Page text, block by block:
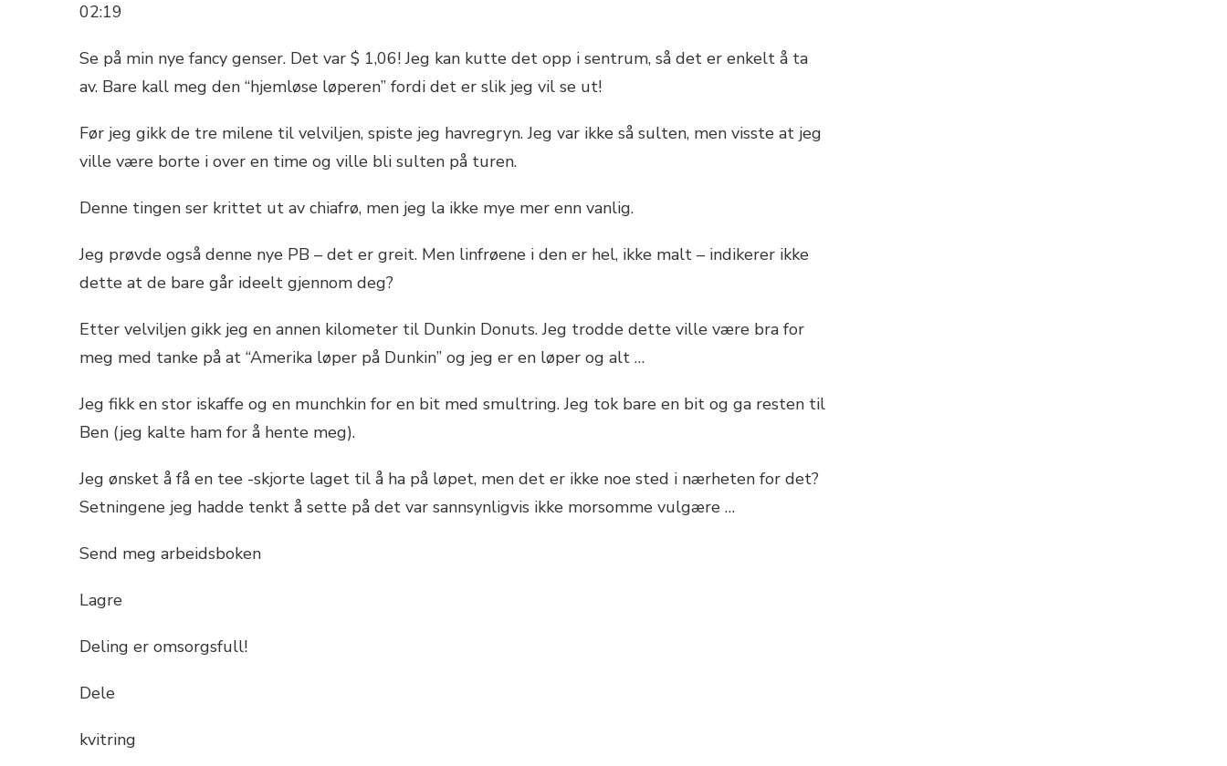
02:19
Se på min nye fancy genser. Det var $ 1,06! Jeg kan kutte det opp i sentrum, så det er enkelt å ta
av. Bare kall meg den “hjemløse løperen” fordi det er slik jeg vil se ut!
Før jeg gikk de tre milene til velviljen, spiste jeg havregryn. Jeg var ikke så sulten, men visste at jeg
ville være borte i over en time og ville bli sulten på turen.
Denne tingen ser krittet ut av chiafrø, men jeg la ikke mye mer enn vanlig.
Jeg prøvde også denne nye PB – det er greit. Men linfrøene i den er hel, ikke malt – indikerer ikke
dette at de bare går ideelt gjennom deg?
Etter velviljen gikk jeg en annen kilometer til Dunkin Donuts. Jeg trodde dette ville være bra for
meg med tanke på at “Amerika løper på Dunkin” og jeg er en løper og alt …
Jeg fikk en stor iskaffe og en munchkin for en bit med smultring. Jeg tok bare en bit og ga resten til
Ben (jeg kalte ham for å hente meg).
Jeg ønsket å få en tee -skjorte laget til å ha på løpet, men det er ikke noe sted i nærheten for det?
Setningene jeg hadde tenkt å sette på det var sannsynligvis ikke morsomme vulgære …
Send meg arbeidsboken
Lagre
Deling er omsorgsfull!
Dele
kvitring